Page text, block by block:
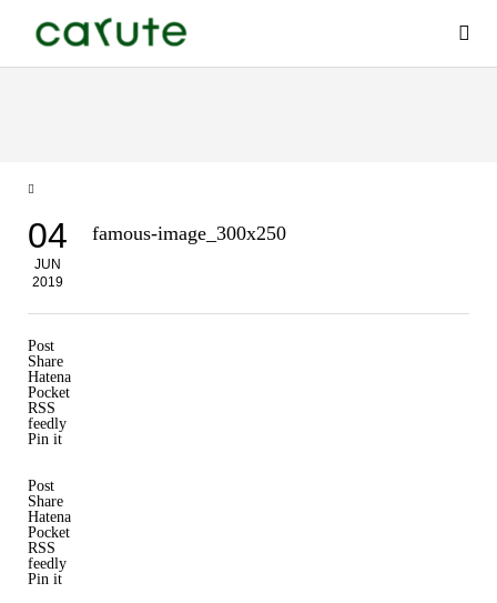
04
JUN
2019
famous-image_300x250
Post
Share
Hatena
Pocket
RSS
feedly
Pin it
Post
Share
Hatena
Pocket
RSS
feedly
Pin it